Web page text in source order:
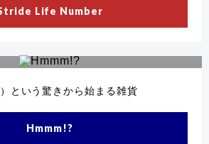
Life Number
という驚きから始まる雑貨
Hmmm!?